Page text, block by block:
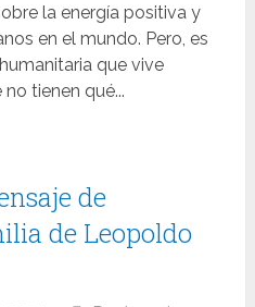
la energía positiva y
en el mundo. Pero, es
que vive
tienen qué...
de
de Leopoldo